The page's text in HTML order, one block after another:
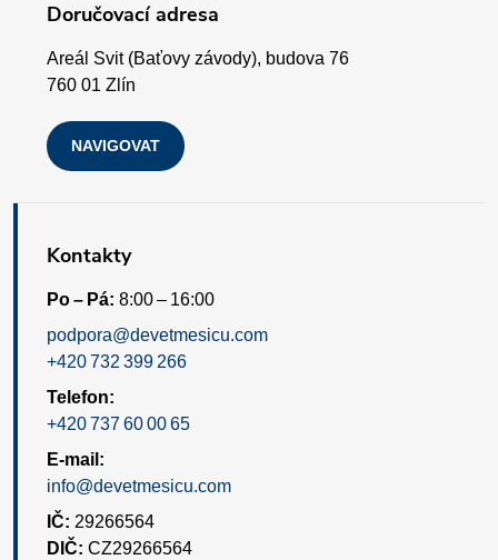
Doručovací adresa
Areál Svit (Baťovy závody), budova 76
760 01 Zlín
NAVIGOVAT
Kontakty
Po – Pá: 8:00 – 16:00
podpora@devetmesicu.com
+420 732 399 266
Telefon:
+420 737 60 00 65
E-mail:
info@devetmesicu.com
IČ: 29266564
DIČ: CZ29266564